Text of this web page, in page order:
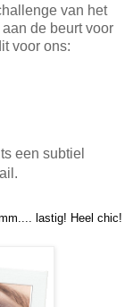
van het
de beurt voor
voor ons:
een subtiel
lastig! Heel chic!